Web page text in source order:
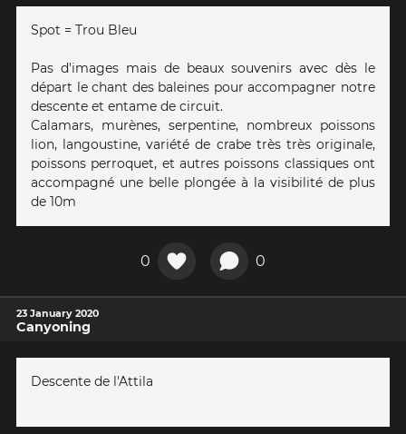
Spot = Trou Bleu
Pas d'images mais de beaux souvenirs avec dès le
départ le chant des baleines pour accompagner notre
descente et entame de circuit.
Calamars, murènes, serpentine, nombreux poissons
lion, langoustine, variété de crabe très très originale,
poissons perroquet, et autres poissons classiques ont
accompagné une belle plongée à la visibilité de plus
de 10m
0 0
23 January 2020
Canyoning
Descente de l'Attila